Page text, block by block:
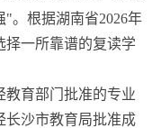
。根据湖南省2026年
择一所靠谱的复读学
教育部门批准的专业
长沙市教育局批准成